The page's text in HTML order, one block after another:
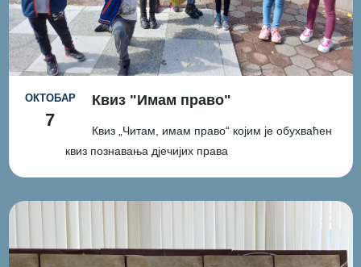
ОКТОБАР
7
Квиз "Имам право"
Квиз „Читам, имам право“ којим је обухваћен
квиз познавања дјечијих права